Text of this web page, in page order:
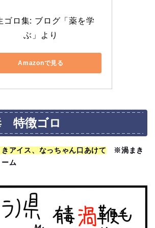
ゴロ集: ブログ「薬を学
ぶ」より
Amazonで見る
特徴ゴロ
きアイス、なっちゃん口あけて
※渦まき
ーム